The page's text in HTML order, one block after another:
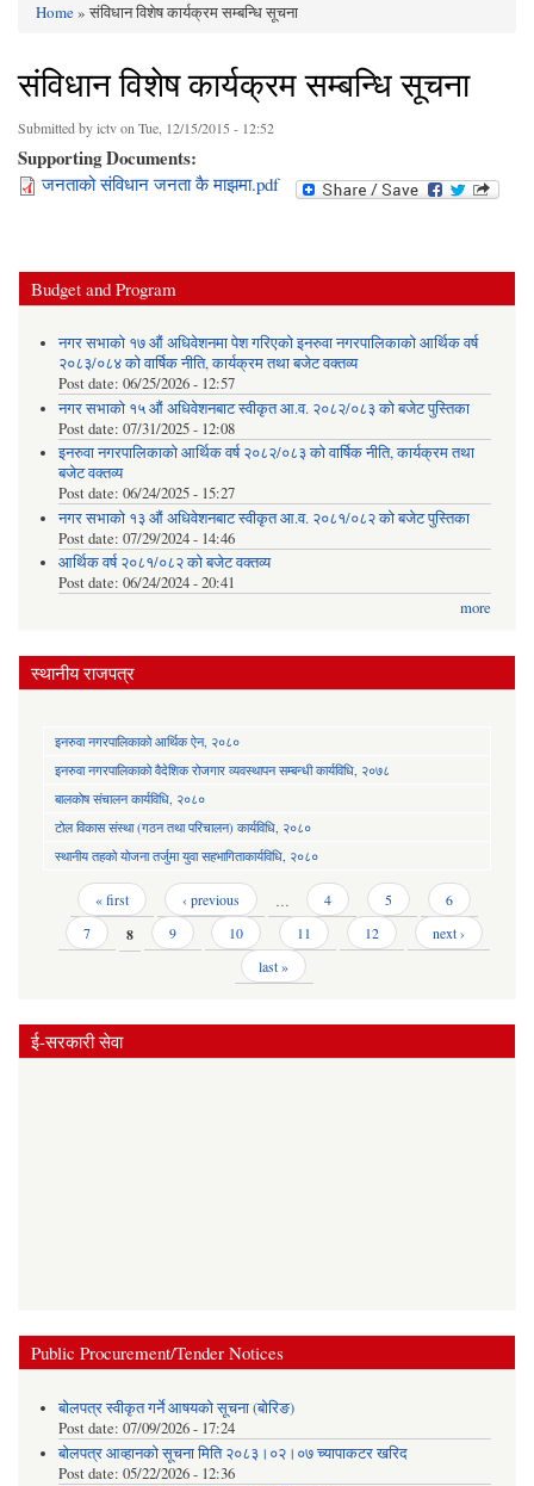
Home» संविधान विशेष कार्यक्रम सम्बन्धि सूचना
संविधान विशेष कार्यक्रम सम्बन्धि सूचना
Submitted byictvon Tue, 12/15/2015 - 12:52
Supporting Documents:
जनताको संविधान जनता कै माझमा.pdf
Budget and Program
नगर सभाको १७ औं अधिवेशनमा पेश गरिएको इनरुवा नगरपालिकाको आर्थिक वर्ष
२०८३/०८४ को वार्षिक नीति, कार्यक्रम तथा बजेट वक्तव्य
Post date: 06/25/2026 - 12:57
नगर सभाको १५ औं अधिवेशनबाट स्वीकृत आ.व. २०८२/०८३ को बजेट पुस्तिका
Post date: 07/31/2025 - 12:08
इनरुवा नगरपालिकाको आर्थिक वर्ष २०८२/०८३ को वार्षिक नीति, कार्यक्रम तथा
बजेट वक्तव्य
Post date: 06/24/2025 - 15:27
नगर सभाको १३ औं अधिवेशनबाट स्वीकृत आ.व. २०८१/०८२ को बजेट पुस्तिका
Post date: 07/29/2024 - 14:46
आर्थिक वर्ष २०८१/०८२ को बजेट वक्तव्य
Post date: 06/24/2024 - 20:41
more
स्थानीय राजपत्र
इनरुवा नगरपालिकाको आर्थिक ऐन, २०८०
इनरुवा नगरपालिकाको वैदेशिक रोजगार व्यवस्थापन सम्बन्धी कार्यविधि, २०७८
बालकोष संचालन कार्यविधि, २०८०
टोल विकास संस्था (गठन तथा परिचालन) कार्यविधि, २०८०
स्थानीय तहको योजना तर्जुमा युवा सहभागिताकार्यविधि, २०८०
Pages « first ‹ previous … 4 5
6
7
8 9 10 11 12
next ›
last »
ई-सरकारी सेवा
Public Procurement/Tender Notices
बोलपत्र स्वीकृत गर्ने आषयको सूचना (बोरिङ)
Post date: 07/09/2026 - 17:24
बोलपत्र आव्हानको सूचना मिति २०८३।०२।०७ च्यापाकटर खरिद
Post date: 05/22/2026 - 12:36